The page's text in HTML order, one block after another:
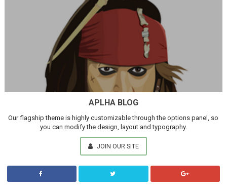
APLHA BLOG
Our flagship theme is highly customizable through the options panel, so
you can modify the design, layout and typography.
JOIN OUR SITE